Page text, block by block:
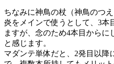
ちなみに神鳥の杖（神鳥のつ
炎をメインで使うとして、3本
ますが、念のため4本目からに
と感じます。
マダンテ単体だと、2発目以降